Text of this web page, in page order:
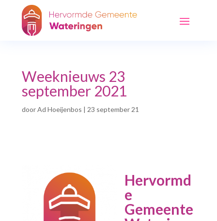
Weeknieuws 23
september 2021
doorAd Hoeijenbos | 23 september 21
Hervormd
e
Gemeente